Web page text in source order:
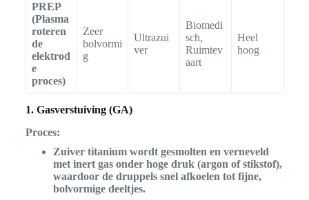
PREP
(Plasma
roteren
de
elektrod
e
proces)
Zeer
bolvormi
g
Ultrazui
ver
Biomedi
sch,
Ruimtev
aart
Heel
hoog
1. Gasverstuiving (GA)
Proces:
Zuiver titanium wordt gesmolten en verneveld
met inert gas onder hoge druk (argon of stikstof),
waardoor de druppels snel afkoelen tot fijne,
bolvormige deeltjes.